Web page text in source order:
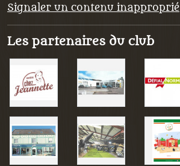
Signaler un contenu inapproprié
Les partenaires du club